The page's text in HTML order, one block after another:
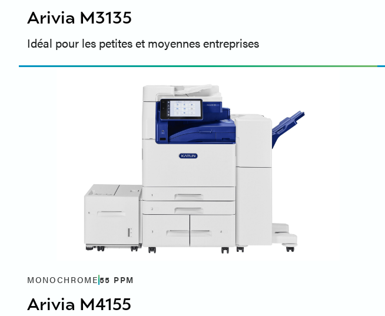
Arivia M3135
Idéal pour les petites et moyennes entreprises
MONOCHROME55 PPM
Arivia M4155